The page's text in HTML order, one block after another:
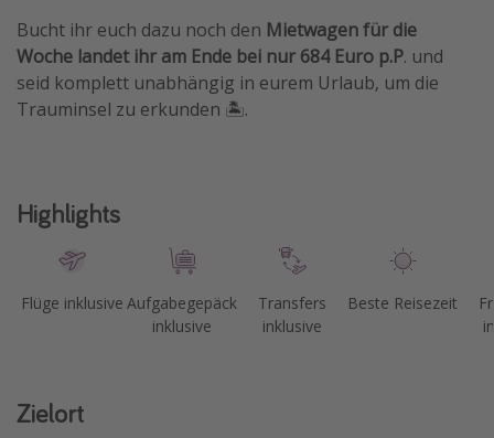
Bucht ihr euch dazu noch den Mietwagen für die
Woche landet ihr am Ende bei nur 684 Euro p.P. und
seid komplett unabhängig in eurem Urlaub, um die
Trauminsel zu erkunden 🏝️.
Highlights
Flüge inklusive Aufgabegepäck
inklusive
Transfers
inklusive
Beste Reisezeit
Zielort